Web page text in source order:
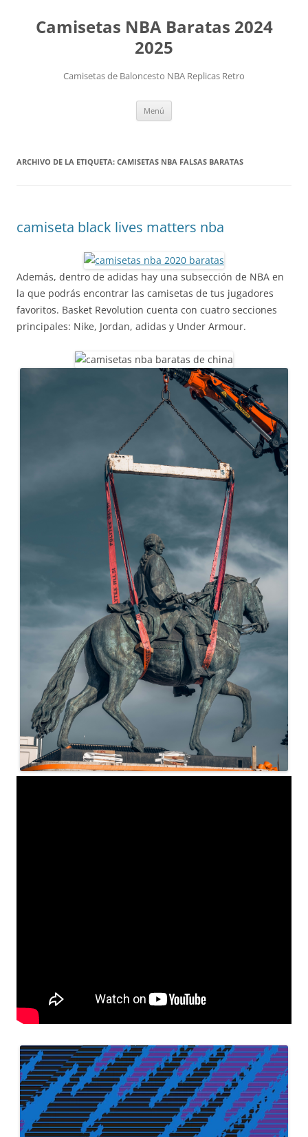
Camisetas NBA Baratas 2024
2025
Camisetas de Baloncesto NBA Replicas Retro
Menú
ARCHIVO DE LA ETIQUETA: CAMISETAS NBA FALSAS BARATAS
camiseta black lives matters nba
Además, dentro de adidas hay una subsección de NBA en
la que podrás encontrar las camisetas de tus jugadores
favoritos. Basket Revolution cuenta con cuatro secciones
principales: Nike, Jordan, adidas y Under Armour.